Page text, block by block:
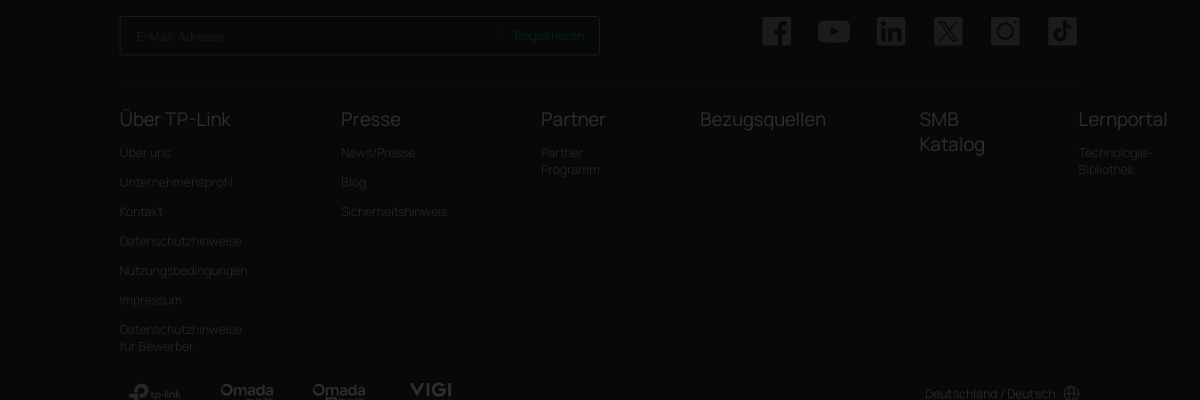
Über TP-Link
Über uns
Unternehmensprofil
Kontakt
Datenschutzhinweise
Nutzungsbedingungen
Impressum
Datenschutzhinweise
für Bewerber
Presse
News/Presse
Blog
Sicherheitshinweis
Partner
Partner
Programm
Bezugsquellen
SMB
Katalog
Lernportal
Technologie-
Bibliothek
Deutschland / Deutsch